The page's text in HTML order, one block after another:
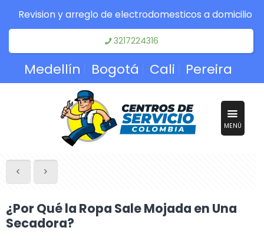
Revision y arreglo de electrodomesticos a domicilio
3217224316
Medellín Bogotá Cali Pereira
MENÚ
¿Por Qué la Ropa Sale Mojada en Una
Secadora?